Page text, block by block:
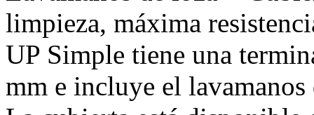
limpieza, máxima
UP Simple tiene una
mm e incluye el